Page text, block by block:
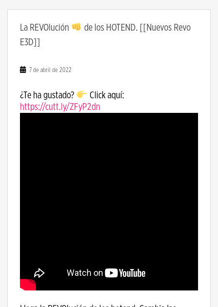
La REVOlución
de los HOTEND. [[Nuevos Revo
E3D]]
7 de abril de 2022
¿Te ha gustado?
Click aquí:
https://cutt.ly/ZFyP2dn